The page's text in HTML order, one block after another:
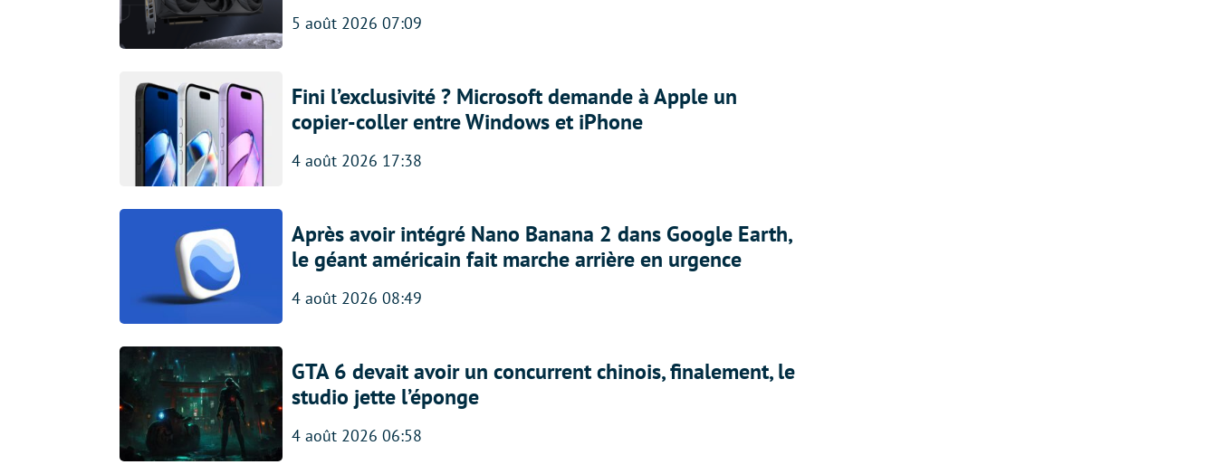
5 août 2026 07:09
Fini l’exclusivité ? Microsoft demande à Apple un
copier-coller entre Windows et iPhone
4 août 2026 17:38
Après avoir intégré Nano Banana 2 dans Google Earth,
le géant américain fait marche arrière en urgence
4 août 2026 08:49
GTA 6 devait avoir un concurrent chinois, finalement, le
studio jette l’éponge
4 août 2026 06:58